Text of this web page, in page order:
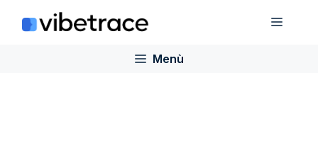
Menù
Menù